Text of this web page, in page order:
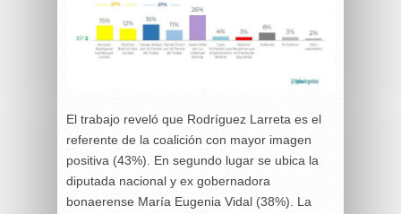
El trabajo reveló que Rodríguez Larreta es el
referente de la coalición con mayor imagen
positiva (43%). En segundo lugar se ubica la
diputada nacional y ex gobernadora
bonaerense María Eugenia Vidal (38%). La